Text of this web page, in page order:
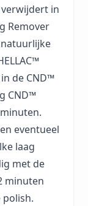
verwijdert in
Remover
de CND™
CND™
eventueel
laag
met de
minuten
polish.